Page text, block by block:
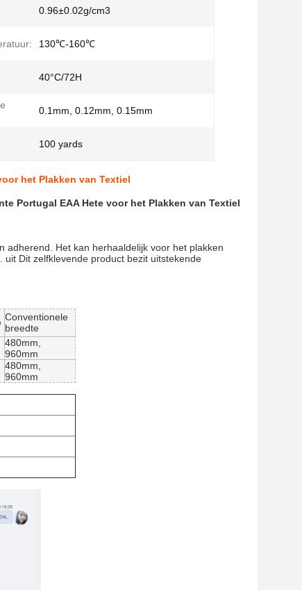
0.96±0.02g/cm3
130℃-160℃
40°C/72H
0.1mm, 0.12mm, 0.15mm
100 yards
het Plakken van Textiel
Portugal EAA Hete voor het Plakken van Textiel
adherend. Het kan herhaaldelijk voor het plakken
Dit zelfklevende product bezit uitstekende
Conventionele
breedte
480mm,
960mm
480mm,
960mm